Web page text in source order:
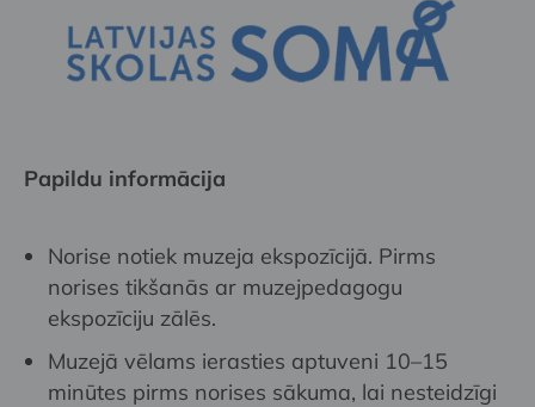
Papildu informācija
Norise notiek muzeja ekspozīcijā. Pirms
norises tikšanās ar muzejpedagogu
ekspozīciju zālēs.
Muzejā vēlams ierasties aptuveni 10–15
minūtes pirms norises sākuma, lai nesteidzīgi